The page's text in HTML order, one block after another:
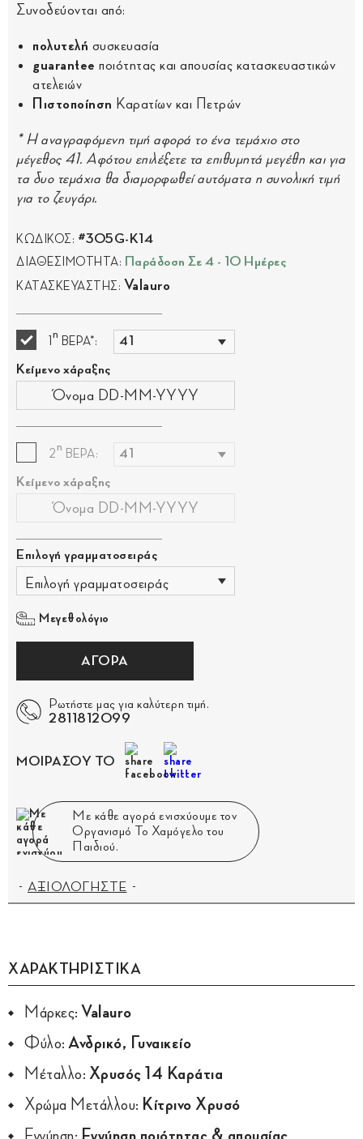
Συνοδεύονται από:
πολυτελή συσκευασία
guarantee ποιότητας και απουσίας κατασκευαστικών
ατελειών
Πιστοποίηση Καρατίων και Πετρών
* Η αναγραφόμενη τιμή αφορά το ένα τεμάχιο στο
μέγεθος 41. Αφότου επιλέξετε τα επιθυμητά μεγέθη και για
τα δυο τεμάχια θα διαμορφωθεί αυτόματα η συνολική τιμή
για το ζευγάρι.
ΚΩΔΙΚΟΣ: #305G-K14
ΔΙΑΘΕΣΙΜΟΤΗΤΑ: Παράδοση Σε 4 - 10 Ημέρες
ΚΑΤΑΣΚΕΥΑΣΤΗΣ: Valauro
η
ΒΕΡΑ*:
Κείμενο χάραξης
2
η
ΒΕΡΑ:
Κείμενο χάραξης
Επιλογή γραμματοσειράς
Επιλογή γραμματοσειράς
Μεγεθολόγιο
ΑΓΟΡΑ
Ρωτήστε μας για καλύτερη τιμή.
2811812099
ΜΟΙΡΑΣΟΥ ΤΟ
Με κάθε αγορά ενισχύουμε τον
Οργανισμό Το Χαμόγελο του
Παιδιού.
ΑΞΙΟΛΟΓΗΣΤΕ
ΧΑΡΑΚΤΗΡΙΣΤΙΚΑ
Μάρκες: Valauro
Φύλο: Ανδρικό, Γυναικείο
Μέταλλο: Χρυσός 14 Καράτια
Χρώμα Μετάλλου: Κίτρινο Χρυσό